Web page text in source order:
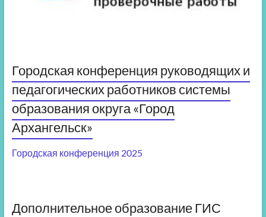
Городская конференция руководящих и
педагогических работников системы
образования округа «Город
Архангельск»
Городская конференция 2025
Дополнительное образование ГИС